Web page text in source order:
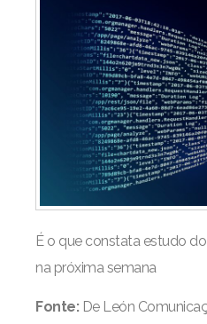
É o que constata estudo
na próxima semana
Fonte:De León